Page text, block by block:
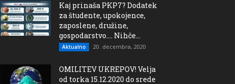
Kaj prinaša PKP7? Dodatek
za študente, upokojence,
zaposlene, družine,
gospodarstvo…. Nihče...
Aktualno 20. decembra, 2020
OMILITEV UKREPOV! Velja
od torka 15.12.2020 do srede